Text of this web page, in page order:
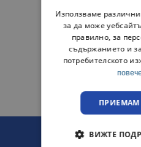
Използваме различни
за да може
правилно, за
съдържанието и
потребителското
ВИЖТЕ